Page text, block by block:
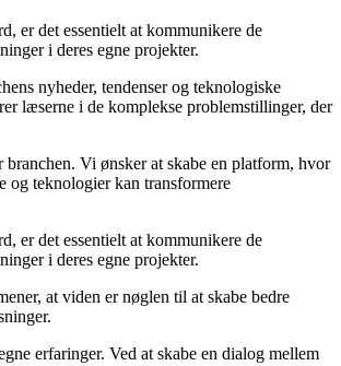
er det essentielt at kommunikere de
i deres egne projekter.
nyheder, tendenser og teknologiske
læserne i de komplekse problemstillinger, der
Vi ønsker at skabe en platform, hvor
og teknologier kan transformere
er det essentielt at kommunikere de
i deres egne projekter.
at viden er nøglen til at skabe bedre
erfaringer. Ved at skabe en dialog mellem